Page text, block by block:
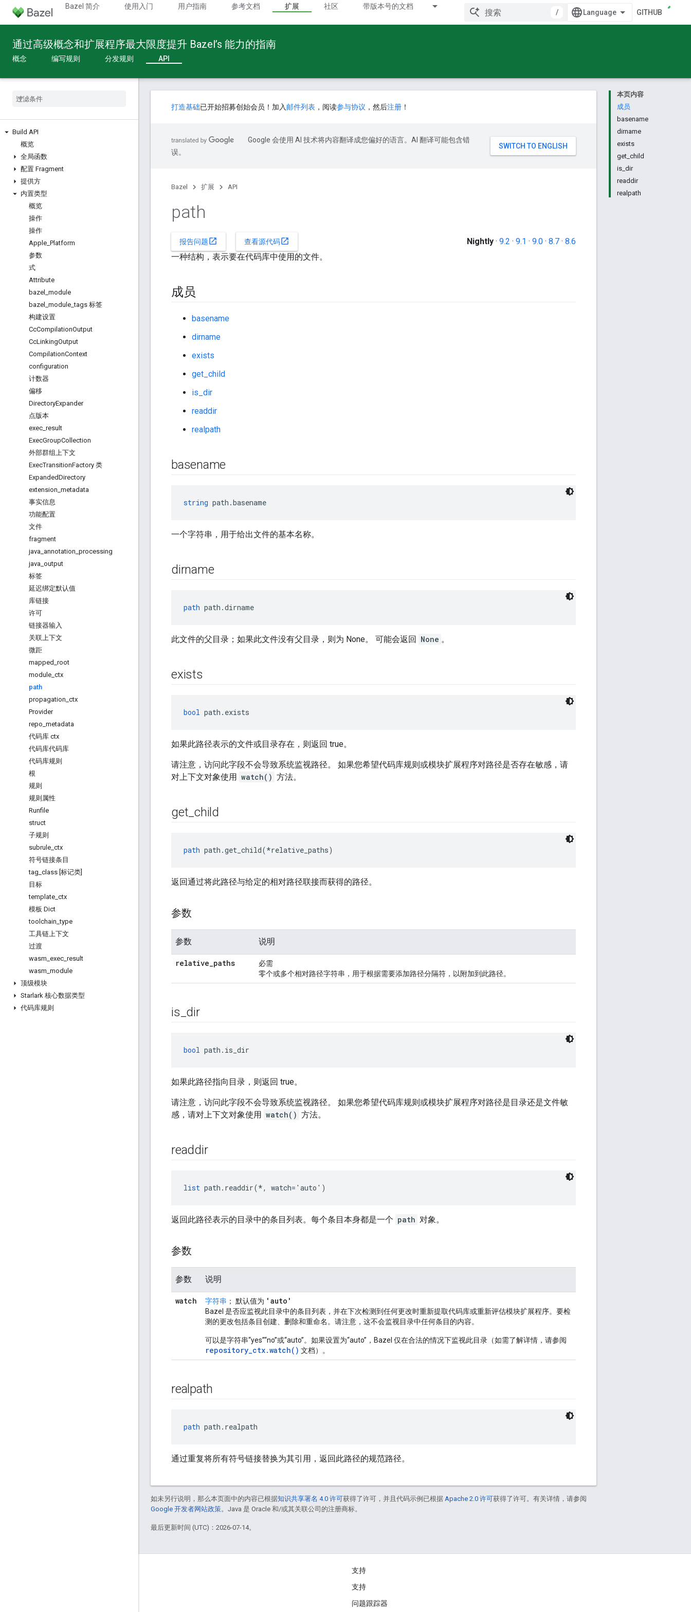
Bazel 简介 使用入门 用户指南 参考文档 扩展 社区 带版本号的文档
/ GITHUB
通过高级概念和扩展程序最大限度提升 Bazel’s 能力的指南
概念 编写规则 分发规则 API
Build API
概览
全局函数
配置 Fragment
提供方
内置类型
概览
操作
操作
Apple Platform
参数
式
Attribute
bazel module
bazel module _tags 标签
构建设置
CcCompilationOutput
CcLinkingOutput
CompilationContext
configuration
计数器
偏移
DirectoryExpander
点版本
exec result
ExecGroupCollection
外部群组上下文
ExecTransitionFactory 类
ExpandedDirectory
extension metadata
事实信息
功能配置
文件
fragment
java annotation processing
java output
标签
延迟绑定默认值
库链接
许可
链接器输入
关联上下文
微距
mapped root
module ctx
path
propagation ctx
Provider
repo metadata
代码库 ctx
代码库代码库
代码库规则
根
规则
规则属性
Runfile
struct
子规则
subrule ctx
符号链接条目
tag class [标记类]
目标
template ctx
模板 Dict
toolchain _type
工具链上下文
过渡
wasm exec result
wasm module
顶级模块
Starlark 核心数据类型
代码库规则
本页内容
成员
basename
dirname
exists
get_child
is_dir
readdir
realpath
打造基础已开始招募创始会员！加入 邮件列表 ，阅读参与协议 ，然后注册 ！
Google 会使用 AI 技术将内容翻译成您偏好的语言。AI 翻译可能包含错
误。
Bazel 扩展 API
path
报告问题open_in_new 查看源代码open_in_new Nightly · 9.2 · 9.1 · 9.0 · 8.7 · 8.6
一种结构，表示要在代码库中使用的文件。
成员
basename
dirname
exists
get_child
is_dir
readdir
realpath
basename
string path.basename
一个字符串，用于给出文件的基本名称。
dirname
path path.dirname
此文件的父目录；如果此文件没有父目录，则为 None。 可能会返回 None 。
exists
bool path.exists
如果此路径表示的文件或目录存在，则返回 true。
请注意，访问此字段不会导致系统监视路径。 如果您希望代码库规则或模块扩展程序对路径是否存在敏感，请
对上下文对象使用 watch() 方法。
get _child
path path.get_child(*relative_paths)
返回通过将此路径与给定的相对路径联接而获得的路径。
参数
参数 说明
relative_paths
必需
零个或多个相对路径字符串，用于根据需要添加路径分隔符，以附加到此路径。
is dir
bool path.is_dir
如果此路径指向目录，则返回 true。
请注意，访问此字段不会导致系统监视路径。 如果您希望代码库规则或模块扩展程序对路径是目录还是文件敏
感，请对上下文对象使用 watch() 方法。
readdir
list path.readdir(*, watch='auto')
返回此路径表示的目录中的条目列表。每个条目本身都是一个 path 对象。
参数
参数 说明
watch 字符串 ； 默认值为 'auto'
Bazel 是否应监视此目录中的条目列表，并在下次检测到任何更改时重新提取代码库或重新评估模块扩展程序。要检
测的更改包括条目创建、删除和重命名。请注意，这不会监视目录中任何条目的内容。
可以是字符串“yes”“no”或“auto”。如果设置为“auto”，Bazel 仅在合法的情况下监视此目录（如需了解详情，请参阅
repository_ctx.watch() 文档）。
realpath
path path.realpath
通过重复将所有符号链接替换为其引用，返回此路径的规范路径。
如未另行说明，那么本页面中的内容已根据知识共享署名 4.0 许可获得了许可，并且代码示例已根据 Apache 2.0 许可获得了许可。有关详情，请参阅
Google 开发者网站政策。Java 是 Oracle 和/或其关联公司的注册商标。
最后更新时间 (UTC)：2026-07-14。
支持
支持
问题跟踪器